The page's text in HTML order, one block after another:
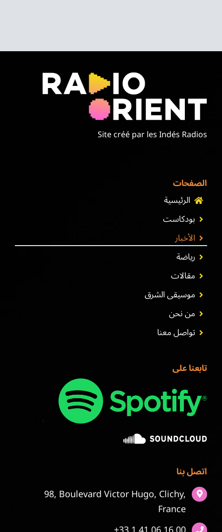
Site créé par les Indés Radios
الصفحات
الرئيسية
بودكاست
الأخبار
رياضة
مقالات
موسيقى الشرق
من نحن
تواصل معنا
تابعنا على
اتصل بنا
98, Boulevard Victor Hugo, Clichy,
France